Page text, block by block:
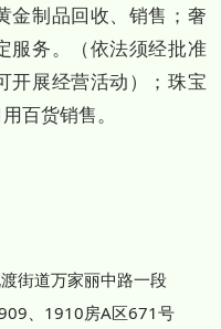
金制品回收、销售；奢
服务。（依法须经批准
开展经营活动）；珠宝
百货销售。
街道万家丽中路一段
、1910房A区671号